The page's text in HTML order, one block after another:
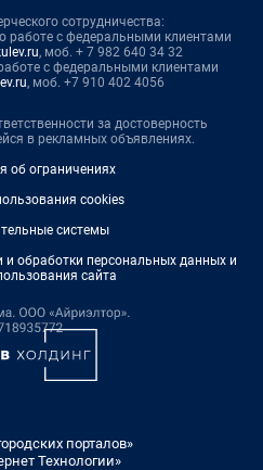
сотрудничества:
с федеральными клиентами
, моб. + 7 982 640 34 32
с федеральными клиентами
, моб. +7 910 402 4056
за достоверность
в рекламных объявлениях.
об ограничениях
cookies
системы
обработки персональных данных и
сайта
порталов»
Технологии»